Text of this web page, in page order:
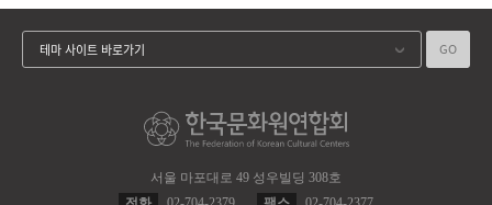
서울 마포대로 49 성우빌딩 308호
테마 사이트 바로가기 GO